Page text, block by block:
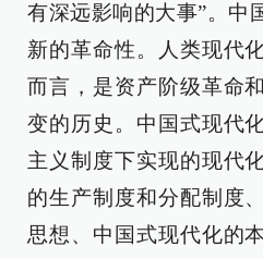
有深远影响的大事”。中
新的革命性。人类现代
而言，是资产阶级革命
变的历史。中国式现代
主义制度下实现的现代
的生产制度和分配制度
思想、中国式现代化的